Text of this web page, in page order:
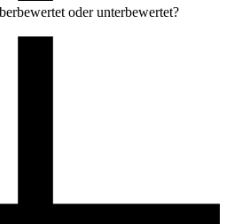
oder unterbewertet?